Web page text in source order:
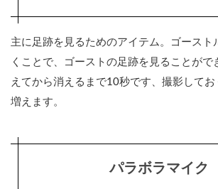
主に足跡を見るためのアイテム。ゴースト
くことで、ゴーストの足跡を見ることがで
えてから消えるまで10秒です、撮影して
増えます。
パラボラマイク